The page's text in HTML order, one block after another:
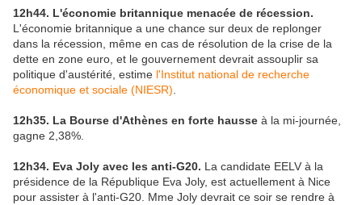
12h44. L'économie britannique menacée de récession.
L'économie britannique a une chance sur deux de replonger
dans la récession, même en cas de résolution de la crise de la
dette en zone euro, et le gouvernement devrait assouplir sa
politique d'austérité, estime l'Institut national de recherche
économique et sociale (NIESR).
12h35. La Bourse d'Athènes en forte hausse à la mi-journée,
gagne 2,38%.
12h34. Eva Joly avec les anti-G20. La candidate EELV à la
présidence de la République Eva Joly, est actuellement à Nice
pour assister à l'anti-G20. Mme Joly devrait ce soir se rendre à